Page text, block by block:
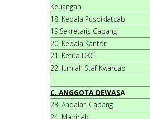
Keuangan
18. Kepala Pusdiklatcab
19.Sekretaris Cabang
20. Kepala Kantor
21. Ketua DKC
22. Jumlah Staf Kwarcab
C. ANGGOTA DEWASA
23. Andalan Cabang
24. Mabicab